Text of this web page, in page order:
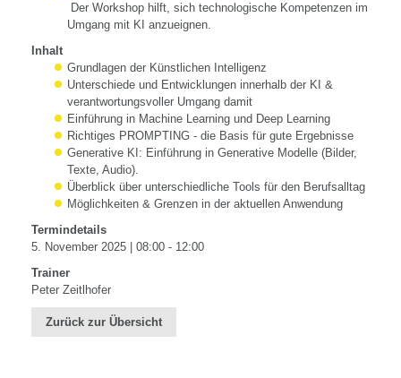
Der Workshop hilft, sich technologische Kompetenzen im
Umgang mit KI anzueignen.
Inhalt
Grundlagen der Künstlichen Intelligenz
Unterschiede und Entwicklungen innerhalb der KI &
verantwortungsvoller Umgang damit
Einführung in Machine Learning und Deep Learning
Richtiges PROMPTING - die Basis für gute Ergebnisse
Generative KI: Einführung in Generative Modelle (Bilder,
Texte, Audio).
Überblick über unterschiedliche Tools für den Berufsalltag
Möglichkeiten & Grenzen in der aktuellen Anwendung
Termindetails
5. November 2025 | 08:00 - 12:00
Trainer
Peter Zeitlhofer
Zurück zur Übersicht